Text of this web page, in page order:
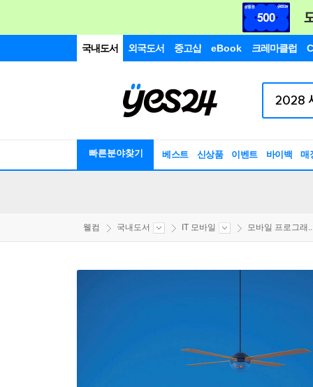
국내도서 외국도서 중고샵 eBook 크레마클럽
빠른분야찾기 베스트 신상품 이벤트 바이백 매
웰컴 국내도서 IT 모바일 모바일 프로그래